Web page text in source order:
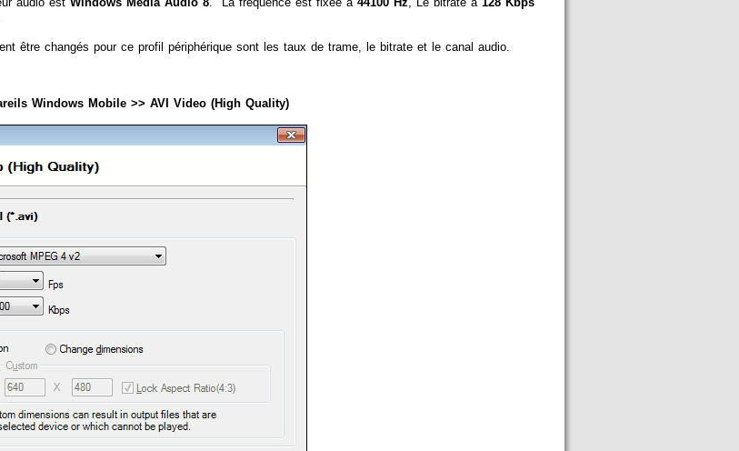
être changés pour ce profil périphérique sont les taux de trame, le bitrate et le canal audio.
Windows Mobile >> AVI Video (High Quality)